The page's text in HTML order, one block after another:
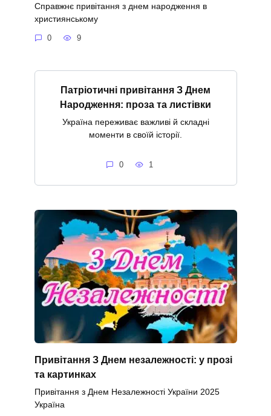
Справжнє привітання з днем народження в
християнському
0 9
Патріотичні привітання З Днем
Народження: проза та листівки
Україна переживає важливі й складні
моменти в своїй історії.
0 1
Привітання З Днем незалежності: у прозі
та картинках
Привітання з Днем Незалежності України 2025
Україна